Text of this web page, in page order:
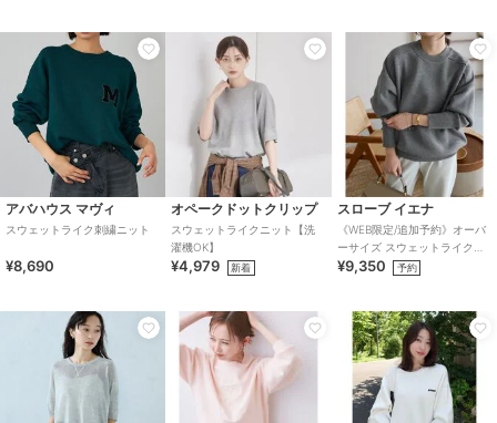
アバハウス マヴィ
スウェットライク刺繍ニット
¥8,690
オペークドットクリップ
スウェットライクニット【洗
濯機OK】
¥4,979 新着
スローブ イエナ
《WEB限定/追加予約》オーバ
ーサイズ スウェットライクニ
ット
¥9,350 予約